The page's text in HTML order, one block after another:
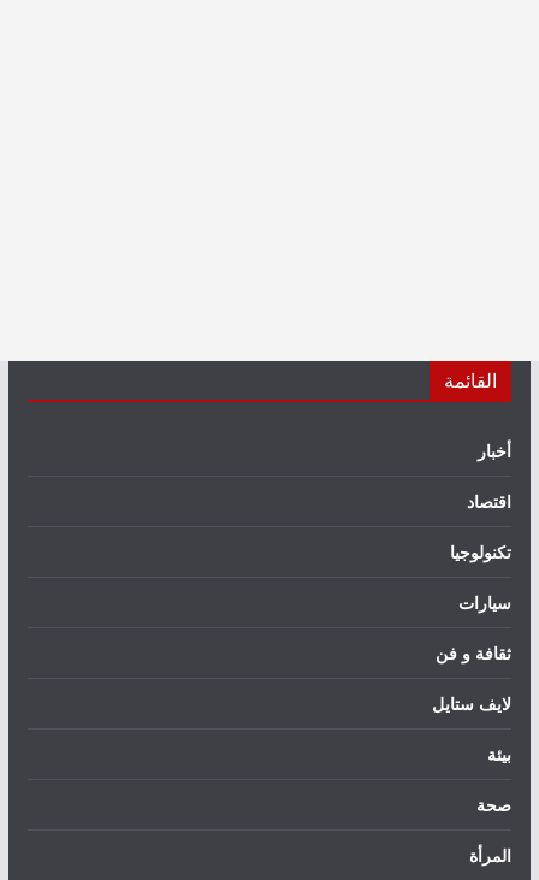
القائمة
أخبار
اقتصاد
تكنولوجيا
سيارات
ثقافة و فن
لايف ستايل
بيئة
صحة
المرأة